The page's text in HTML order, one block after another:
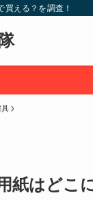
買える？を調査！
具
紙はどこ